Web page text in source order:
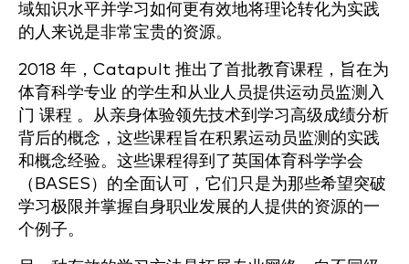
域知识水平并学习如何更有效地将理论转化为实践
的人来说是非常宝贵的资源。
2018 年，Catapult 推出了首批教育课程，旨在为
体育科学专业 的学生和从业人员提供运动员监测入
门 课程 。从亲身体验领先技术到学习高级成绩分析
背后的概念，这些课程旨在积累运动员监测的实践
和概念经验。这些课程得到了英国体育科学学会
（BASES）的全面认可，它们只是为那些希望突破
学习极限并掌握自身职业发展的人提供的资源的一
个例子。